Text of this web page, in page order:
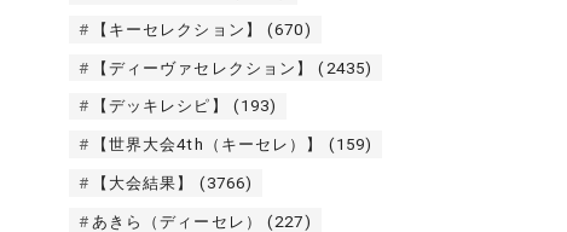
【キーセレクション】 (670)
【ディーヴァセレクション】 (2435)
【デッキレシピ】 (193)
【世界大会4th（キーセレ）】 (159)
【大会結果】 (3766)
あきら（ディーセレ） (227)